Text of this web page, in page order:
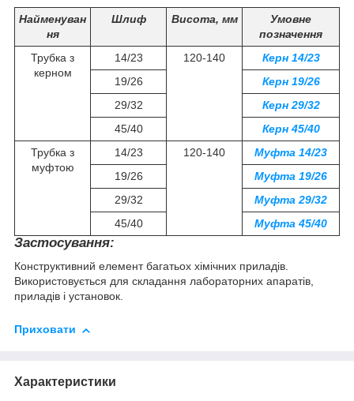
Найменуван
ня
Шлиф Висота, мм
Умовне
позначення
Трубка з
керном
14/23 120-140
Керн 14/23
19/26
Керн 19/26
29/32
Керн 29/32
45/40
Керн 45/40
Трубка з
муфтою
14/23 120-140
Муфта 14/23
19/26
Муфта 19/26
29/32
Муфта 29/32
45/40
Муфта 45/40
Застосування:
Конструктивний елемент багатьох хімічних приладів.
Використовується для складання лабораторних апаратів,
приладів і установок.
Приховати
Характеристики